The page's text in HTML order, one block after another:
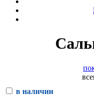
в наличии